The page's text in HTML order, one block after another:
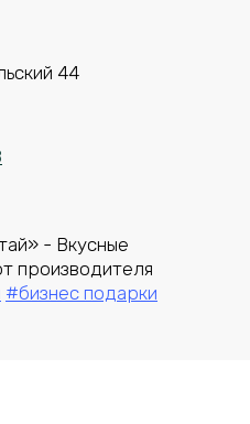
44
- Вкусные
производителя
#бизнес подарки